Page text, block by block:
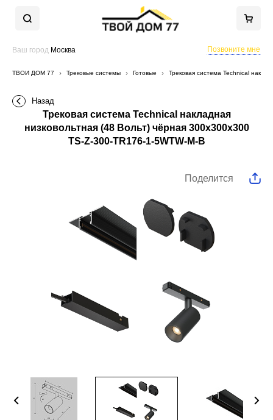
Ваш город Москва Позвоните мне
ТВОЙ ДОМ 77 Трековые системы Готовые Трековая система Technical
Назад
Трековая система Technical накладная
низковольтная (48 Вольт) чёрная 300x300x300
TS-Z-300-TR176-1-5WTW-M-B
Поделится